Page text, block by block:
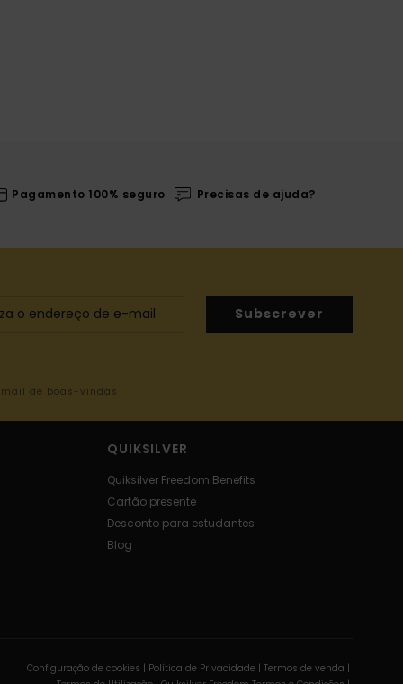
Pagamento 100% seguro Precisas de ajuda?
Subscrever
de boas-vindas
QUIKSILVER
Quiksilver Freedom Benefits
Cartão presente
Desconto para estudantes
Blog
Configuração de cookies | Política de Privacidade | Termos de venda |